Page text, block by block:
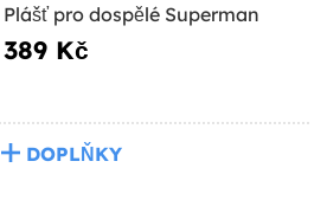
Plášť pro dospělé Superman
389 Kč
DOPLŇKY